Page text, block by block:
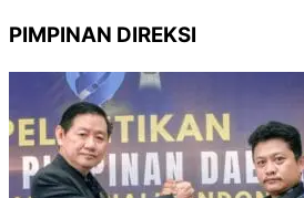
PIMPINAN DIREKSI